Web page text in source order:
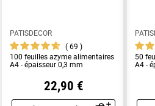
PATISDECOR
69
100 feuilles azyme alimentaires
A4 - épaisseur 0,3 mm
22,90 €
50
A4 -